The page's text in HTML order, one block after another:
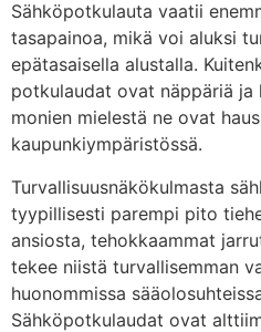
Sähköpotkulauta vaatii
tasapainoa, mikä voi aluksi
epätasaisella alustalla.
potkulaudat ovat näppäriä ja
monien mielestä ne ovat
kaupunkiympäristössä.
Turvallisuusnäkökulmasta
tyypillisesti parempi pito
ansiosta, tehokkaammat
tekee niistä turvallisemman
huonommissa
Sähköpotkulaudat ovat